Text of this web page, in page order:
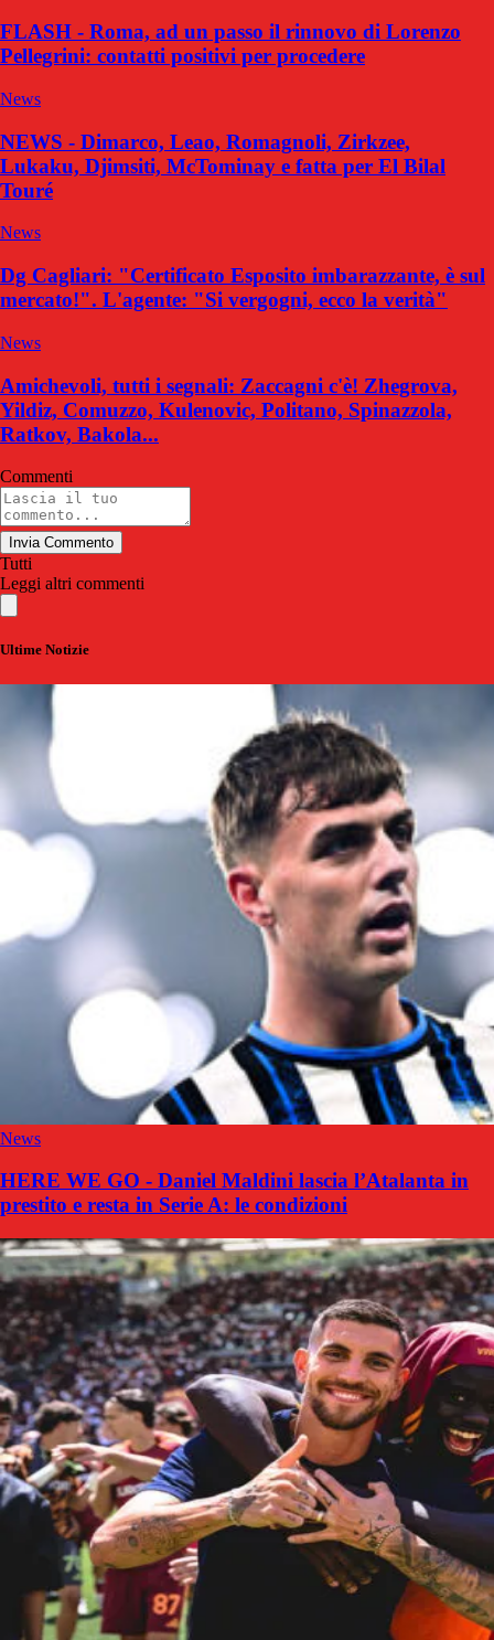
FLASH - Roma, ad un passo il rinnovo di Lorenzo
Pellegrini: contatti positivi per procedere
News
NEWS - Dimarco, Leao, Romagnoli, Zirkzee,
Lukaku, Djimsiti, McTominay e fatta per El Bilal
Touré
News
Dg Cagliari: "Certificato Esposito imbarazzante, è sul
mercato!". L'agente: "Si vergogni, ecco la verità"
News
Amichevoli, tutti i segnali: Zaccagni c'è! Zhegrova,
Yildiz, Comuzzo, Kulenovic, Politano, Spinazzola,
Ratkov, Bakola...
Commenti
Invia Commento
Tutti
Leggi altri commenti
Ultime Notizie
News
HERE WE GO - Daniel Maldini lascia l’Atalanta in
prestito e resta in Serie A: le condizioni